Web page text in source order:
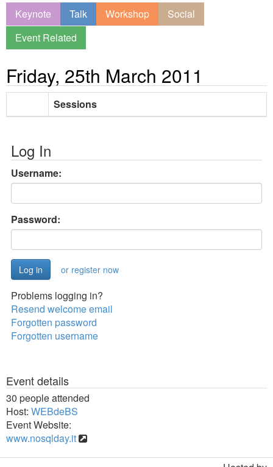
Keynote
Talk Workshop
Social
Event Related
Friday, 25th March 2011
Sessions
Log In
Username:
Password:
or register now
Problems logging in?
Resend welcome email
Forgotten password
Forgotten username
Event details
30 people attended
Host: WEBdeBS
Event Website:
www.nosqlday.it